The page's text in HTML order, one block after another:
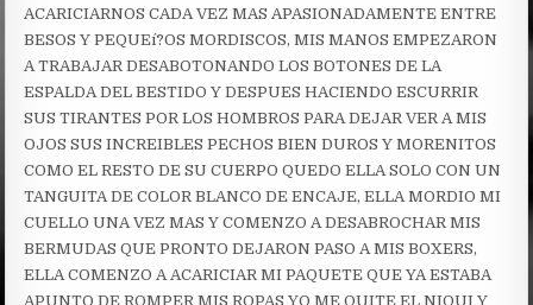
ACARICIARNOS CADA VEZ MAS APASIONADAMENTE ENTRE
BESOS Y PEQUEí?OS MORDISCOS, MIS MANOS EMPEZARON
A TRABAJAR DESABOTONANDO LOS BOTONES DE LA
ESPALDA DEL BESTIDO Y DESPUES HACIENDO ESCURRIR
SUS TIRANTES POR LOS HOMBROS PARA DEJAR VER A MIS
OJOS SUS INCREIBLES PECHOS BIEN DUROS Y MORENITOS
COMO EL RESTO DE SU CUERPO QUEDO ELLA SOLO CON UN
TANGUITA DE COLOR BLANCO DE ENCAJE, ELLA MORDIO MI
CUELLO UNA VEZ MAS Y COMENZO A DESABROCHAR MIS
BERMUDAS QUE PRONTO DEJARON PASO A MIS BOXERS,
ELLA COMENZO A ACARICIAR MI PAQUETE QUE YA ESTABA
APUNTO DE ROMPER MIS ROPAS YO ME QUITE EL NIQUI Y